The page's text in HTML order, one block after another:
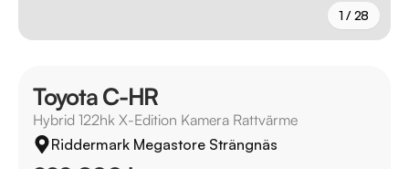
1 / 28
Toyota C-HR
Hybrid 122hk X-Edition Kamera Rattvärme
Riddermark Megastore Strängnäs